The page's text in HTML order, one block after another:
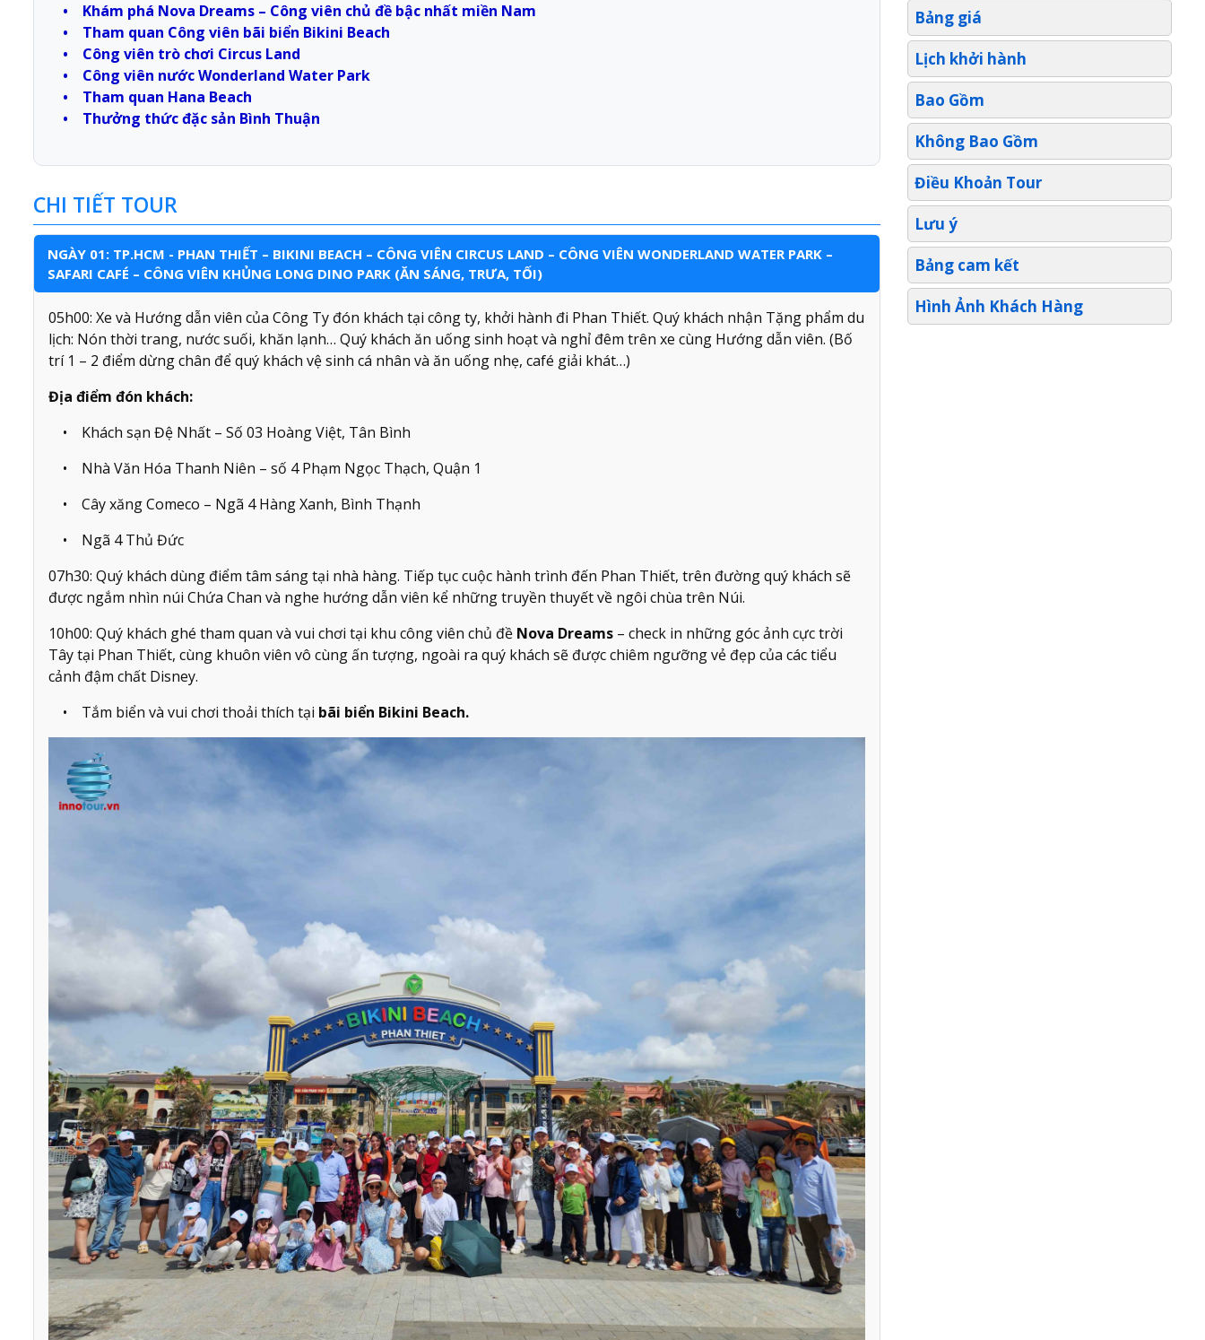
• Khám phá Nova Dreams – Công viên chủ đề bậc nhất miền Nam
• Tham quan Công viên bãi biển Bikini Beach
• Công viên trò chơi Circus Land
• Công viên nước Wonderland Water Park
• Tham quan Hana Beach
• Thưởng thức đặc sản Bình Thuận
CHI TIẾT TOUR
NGÀY 01: TP.HCM - PHAN THIẾT – BIKINI BEACH – CÔNG VIÊN CIRCUS LAND – CÔNG VIÊN WONDERLAND WATER PARK –
SAFARI CAFÉ – CÔNG VIÊN KHỦNG LONG DINO PARK (ĂN SÁNG, TRƯA, TỐI)
05h00: Xe và Hướng dẫn viên của Công Ty đón khách tại công ty, khởi hành đi Phan Thiết. Quý khách nhận Tặng phẩm du
lịch: Nón thời trang, nước suối, khăn lạnh… Quý khách ăn uống sinh hoạt và nghỉ đêm trên xe cùng Hướng dẫn viên. (Bố
trí 1 – 2 điểm dừng chân để quý khách vệ sinh cá nhân và ăn uống nhẹ, café giải khát…)
Địa điểm đón khách:
• Khách sạn Đệ Nhất – Số 03 Hoàng Việt, Tân Bình
• Nhà Văn Hóa Thanh Niên – số 4 Phạm Ngọc Thạch, Quận 1
• Cây xăng Comeco – Ngã 4 Hàng Xanh, Bình Thạnh
• Ngã 4 Thủ Đức
07h30: Quý khách dùng điểm tâm sáng tại nhà hàng. Tiếp tục cuộc hành trình đến Phan Thiết, trên đường quý khách sẽ
được ngắm nhìn núi Chứa Chan và nghe hướng dẫn viên kể những truyền thuyết về ngôi chùa trên Núi.
10h00: Quý khách ghé tham quan và vui chơi tại khu công viên chủ đề Nova Dreams – check in những góc ảnh cực trời
Tây tại Phan Thiết, cùng khuôn viên vô cùng ấn tượng, ngoài ra quý khách sẽ được chiêm ngưỡng vẻ đẹp của các tiểu
cảnh đậm chất Disney.
• Tắm biển và vui chơi thoải thích tại bãi biển Bikini Beach.
Bảng giá
Lịch khởi hành
Bao Gồm
Không Bao Gồm
Điều Khoản Tour
Lưu ý
Bảng cam kết
Hình Ảnh Khách Hàng